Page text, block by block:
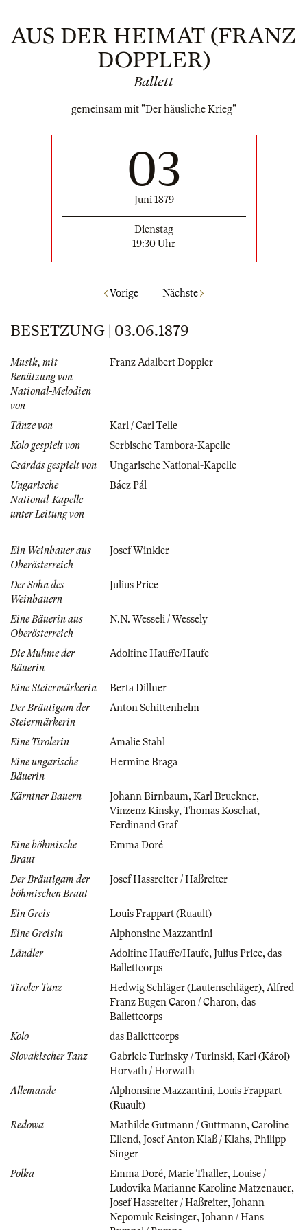
AUS DER HEIMAT (FRANZ
DOPPLER)
Ballett
gemeinsam mit "Der häusliche Krieg"
03
Juni 1879
Dienstag
19:30 Uhr
Vorige Nächste
BESETZUNG | 03.06.1879
Musik, mit
Benützung von
National-Melodien
von
Franz Adalbert Doppler
Tänze von
Karl / Carl Telle
Kolo gespielt von
Serbische Tambora-Kapelle
Csárdás gespielt von
Ungarische National-Kapelle
Ungarische
National-Kapelle
unter Leitung von
Bácz Pál
Ein Weinbauer aus
Oberösterreich
Josef Winkler
Der Sohn des
Weinbauern
Julius Price
Eine Bäuerin aus
Oberösterreich
N.N. Wesseli / Wessely
Die Muhme der
Bäuerin
Adolfine Hauffe/Haufe
Eine Steiermärkerin
Berta Dillner
Der Bräutigam der
Steiermärkerin
Anton Schittenhelm
Eine Tirolerin
Amalie Stahl
Eine ungarische
Bäuerin
Hermine Braga
Kärntner Bauern Johann Birnbaum, Karl Bruckner,
Vinzenz Kinsky, Thomas Koschat,
Ferdinand Graf
Eine böhmische
Braut
Emma Doré
Der Bräutigam der
böhmischen Braut
Josef Hassreiter / Haßreiter
Ein Greis
Louis Frappart (Ruault)
Eine Greisin
Alphonsine Mazzantini
Ländler
Adolfine Hauffe/Haufe, Julius Price, das
Ballettcorps
Tiroler Tanz
Hedwig Schläger (Lautenschläger), Alfred
Franz Eugen Caron / Charon, das
Ballettcorps
Kolo
das Ballettcorps
Slovakischer Tanz
Gabriele Turinsky / Turinski, Karl (Károl)
Horvath / Horwath
Allemande
Alphonsine Mazzantini, Louis Frappart
(Ruault)
Redowa
Mathilde Gutmann / Guttmann, Caroline
Ellend, Josef Anton Klaß / Klahs, Philipp
Singer
Polka
Emma Doré, Marie Thaller, Louise /
Ludovika Marianne Karoline Matzenauer,
Josef Hassreiter / Haßreiter, Johann
Nepomuk Reisinger, Johann / Hans